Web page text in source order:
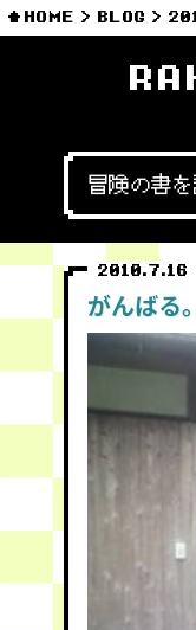
HOME BLOG
冒険の書
2010.7.16
がんばる。